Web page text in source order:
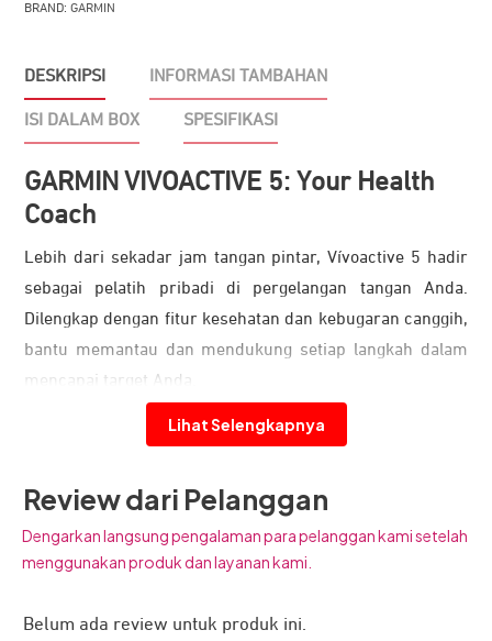
BRAND: GARMIN
DESKRIPSI INFORMASI TAMBAHAN
ISI DALAM BOX SPESIFIKASI
GARMIN VIVOACTIVE 5: Your Health
Coach
Lebih dari sekadar jam tangan pintar, Vívoactive 5 hadir
sebagai pelatih pribadi di pergelangan tangan Anda.
Dilengkap dengan fitur kesehatan dan kebugaran canggih,
bantu memantau dan mendukung setiap langkah dalam
mencapai target Anda.
Layar Lebih Cerah, Baterai Lebih Lama
Lihat Selengkapnya
Review dari Pelanggan
Dengarkan langsung pengalaman para pelanggan kami setelah
menggunakan produk dan layanan kami.
Belum ada review untuk produk ini.